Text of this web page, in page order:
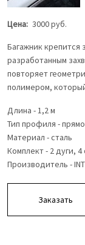
Previous
Next
Цена 3000 руб.
Багажник крепится
разработанным
повторяет
полимером,
Длина - 1,2 м
Тип профиля -
Материал - сталь
Комплект - 2 дуги,
Производитель -
Заказать